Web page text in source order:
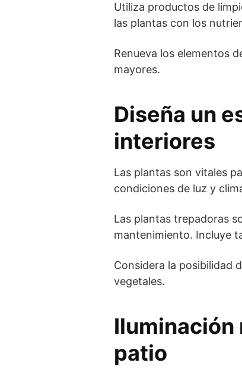
Utiliza productos de
las plantas con los
Renueva los elementos
mayores.
Diseña un
interiores
Las plantas son vitales
condiciones de luz y
Las plantas trepadoras
mantenimiento. Incluye
Considera la posibilidad
vegetales.
Iluminación
patio